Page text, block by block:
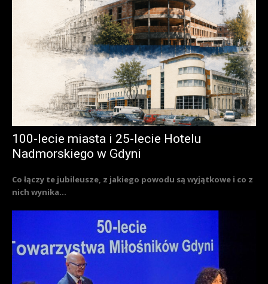
100-lecie miasta i 25-lecie Hotelu
Nadmorskiego w Gdyni
Co łączy te jubileusze, z jakiego powodu są wyjątkowe i co z
nich wynika...